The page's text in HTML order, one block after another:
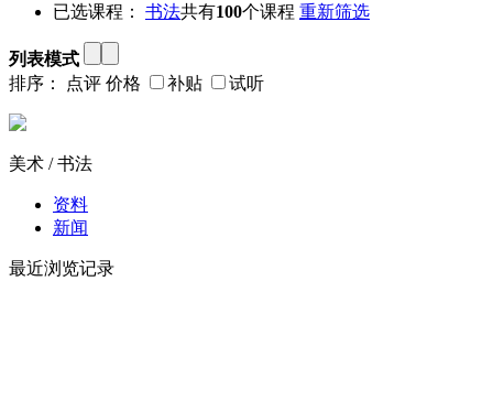
已选课程：
书法共有100个课程 重新筛选
列表模式
排序：
点评 价格 补贴 试听
美术 / 书法
资料
新闻
最近浏览记录